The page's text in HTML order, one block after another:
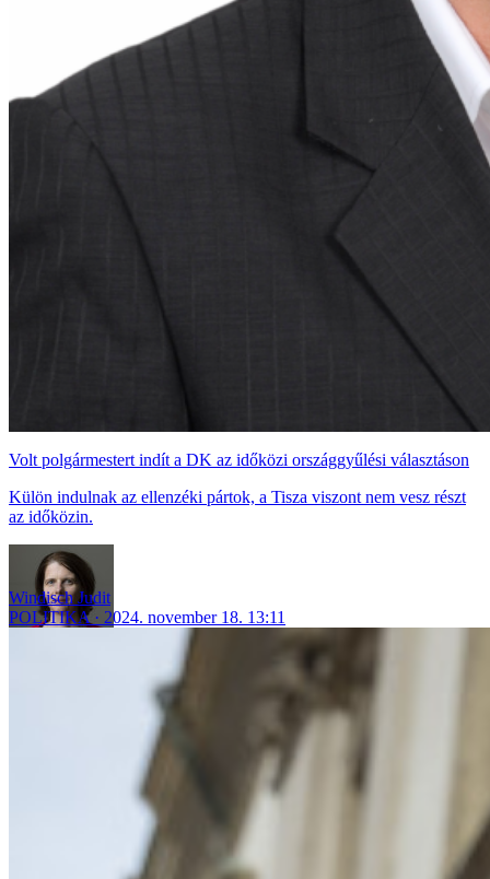
Volt polgármestert indít a DK az időközi országgyűlési választáson
Külön indulnak az ellenzéki pártok, a Tisza viszont nem vesz részt
az időközin.
Windisch Judit
POLITIKA
2024. november 18. 13:11